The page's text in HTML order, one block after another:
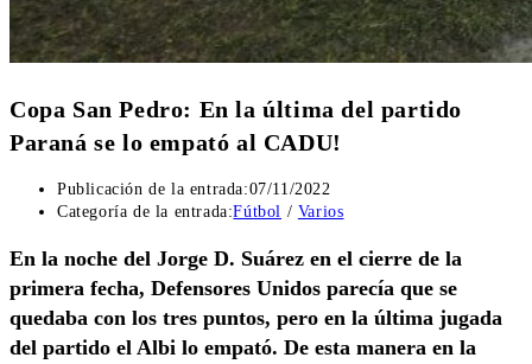
Copa San Pedro: En la última del partido
Paraná se lo empató al CADU!
Publicación de la entrada:07/11/2022
Categoría de la entrada:Fútbol / Varios
En la noche del Jorge D. Suárez en el cierre de la
primera fecha, Defensores Unidos parecía que se
quedaba con los tres puntos, pero en la última jugada
del partido el Albi lo empató. De esta manera en la